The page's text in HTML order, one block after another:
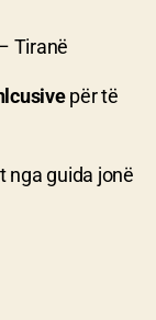
Tiranë
për të
nga guida jonë